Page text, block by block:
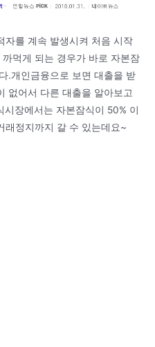
자를 계속 발생시켜 처음 시작
먹게 되는 경우가 바로 자본잠
.개인금융으로 보면 대출을 받
없어서 다른 대출을 알아보고
장에서는 자본잠식이 50% 이
래정지까지 갈 수 있는데요~